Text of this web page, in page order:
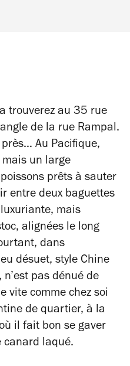
trouverez au 35 rue
de la rue Rampal.
Au Pacifique,
mais un large
prêts à sauter
entre deux baguettes
mais
alignées le long
dans
désuet, style Chine
pas dénué de
vite comme chez soi
de quartier, à la
il fait bon se gaver
canard laqué.